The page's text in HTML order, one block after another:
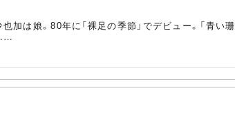
娘。80年に「裸足の季節」でデビュー。「青い珊